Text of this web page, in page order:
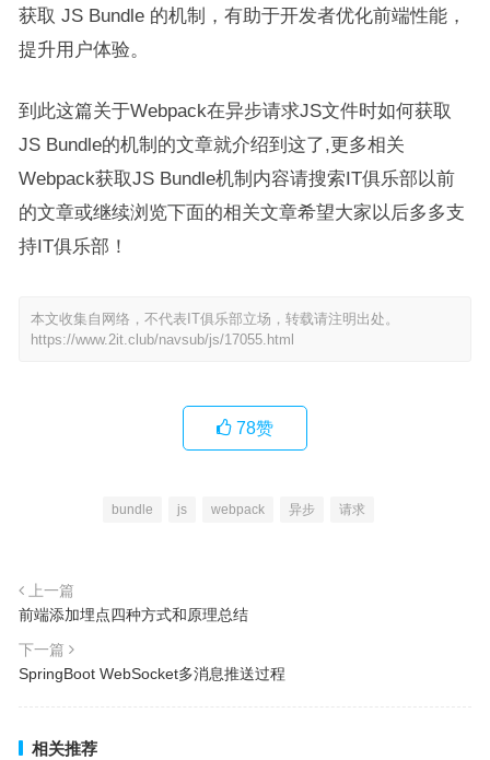
获取 JS Bundle 的机制，有助于开发者优化前端性能，
提升用户体验。
到此这篇关于Webpack在异步请求JS文件时如何获取
JS Bundle的机制的文章就介绍到这了,更多相关
Webpack获取JS Bundle机制内容请搜索IT俱乐部以前
的文章或继续浏览下面的相关文章希望大家以后多多支
持IT俱乐部！
本文收集自网络，不代表IT俱乐部立场，转载请注明出处。
https://www.2it.club/navsub/js/17055.html
78赞
bundle js webpack 异步 请求
上一篇
前端添加埋点四种方式和原理总结
下一篇
SpringBoot WebSocket多消息推送过程
相关推荐